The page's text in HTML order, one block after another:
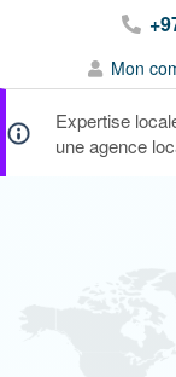
Mon
Expertise
une agence